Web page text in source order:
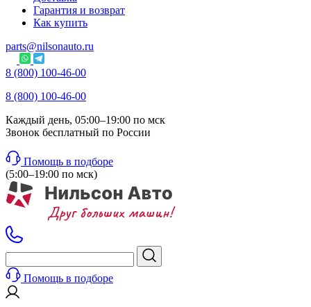
Гарантия и возврат
Как купить
parts@nilsonauto.ru
8 (800) 100-46-00
8 (800) 100-46-00
Каждый день, 05:00–19:00 по мск
Звонок бесплатный по России
Помощь в подборе
(5:00–19:00 по мск)
Помощь в подборе